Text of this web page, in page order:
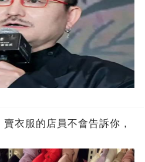
衣服的店員不會告訴你，